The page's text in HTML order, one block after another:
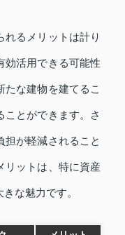
れるメリットは計り
効活用できる可能性
たな建物を建てるこ
ことができます。さ
担が軽減されること
リットは、特に資産
な魅力です。